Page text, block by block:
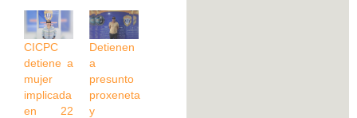
CICPC
detiene a
mujer
implicada
en 22
Detienen
a
presunto
proxeneta
y